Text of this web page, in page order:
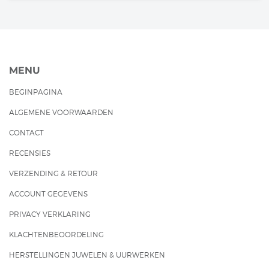
MENU
BEGINPAGINA
ALGEMENE VOORWAARDEN
CONTACT
RECENSIES
VERZENDING & RETOUR
ACCOUNT GEGEVENS
PRIVACY VERKLARING
KLACHTENBEOORDELING
HERSTELLINGEN JUWELEN & UURWERKEN